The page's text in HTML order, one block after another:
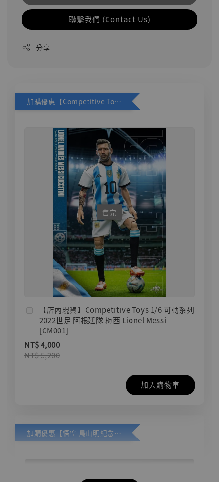
聯繫我們 (Contact Us)
分享
加購優惠【Competitive Toys 梅西 [CM001]】
售完
【店內現貨】Competitive Toys 1/6 可動系列
2022世足 阿根廷隊 梅西 Lionel Messi
[CM001]
NT$ 4,000
NT$ 5,200
加入購物車
加購優惠【悟空 鳥山明紀念款 [奇蹟工作室]】